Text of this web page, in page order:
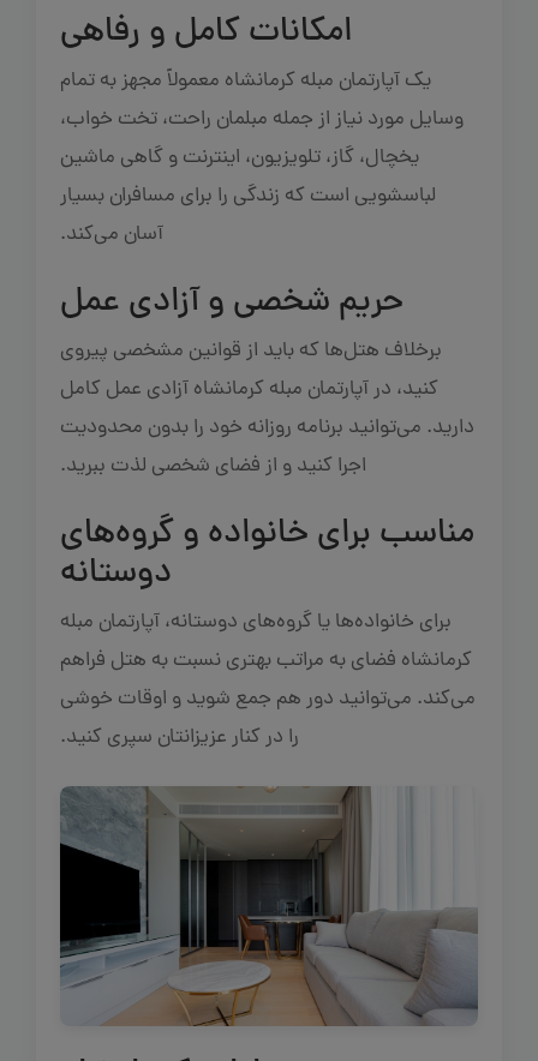
امکانات کامل و رفاهی
یک آپارتمان مبله کرمانشاه معمولاً مجهز به تمام
وسایل مورد نیاز از جمله مبلمان راحت، تخت خواب،
یخچال، گاز، تلویزیون، اینترنت و گاهی ماشین
لباسشویی است که زندگی را برای مسافران بسیار
آسان می‌کند.
حریم شخصی و آزادی عمل
برخلاف هتل‌ها که باید از قوانین مشخصی پیروی
کنید، در آپارتمان مبله کرمانشاه آزادی عمل کامل
دارید. می‌توانید برنامه روزانه خود را بدون محدودیت
اجرا کنید و از فضای شخصی لذت ببرید.
مناسب برای خانواده و گروه‌های
دوستانه
برای خانواده‌ها یا گروه‌های دوستانه، آپارتمان مبله
کرمانشاه فضای به مراتب بهتری نسبت به هتل فراهم
می‌کند. می‌توانید دور هم جمع شوید و اوقات خوشی
را در کنار عزیزانتان سپری کنید.